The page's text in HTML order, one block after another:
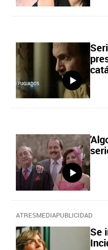
ATRESMEDIAPUBLICIDAD
Se